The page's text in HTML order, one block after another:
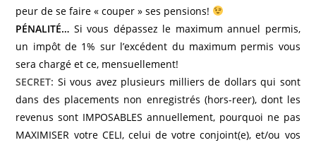
peur de se faire « couper » ses pensions!
PÉNALITÉ… Si vous dépassez le maximum annuel permis,
un impôt de 1% sur l’excédent du maximum permis vous
sera chargé et ce, mensuellement!
SECRET: Si vous avez plusieurs milliers de dollars qui sont
dans des placements non enregistrés (hors-reer), dont les
revenus sont IMPOSABLES annuellement, pourquoi ne pas
MAXIMISER votre CELI, celui de votre conjoint(e), et/ou vos